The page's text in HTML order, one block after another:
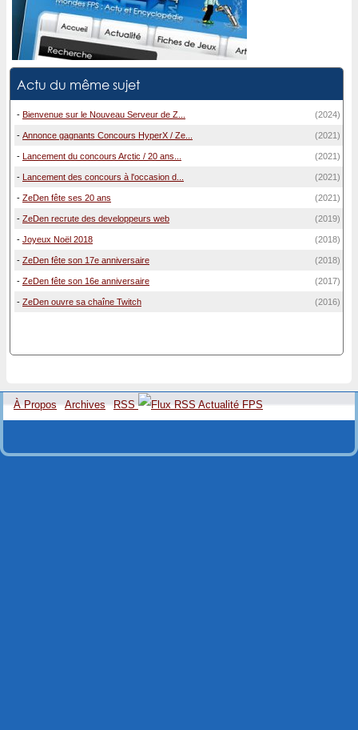
Actu du même sujet
- Bienvenue sur le Nouveau Serveur de Z... (2024)
- Annonce gagnants Concours HyperX / Ze... (2021)
- Lancement du concours Arctic / 20 ans... (2021)
- Lancement des concours à l'occasion d... (2021)
- ZeDen fête ses 20 ans (2021)
- ZeDen recrute des developpeurs web (2019)
- Joyeux Noël 2018 (2018)
- ZeDen fête son 17e anniversaire (2018)
- ZeDen fête son 16e anniversaire (2017)
- ZeDen ouvre sa chaîne Twitch (2016)
À Propos Archives RSS